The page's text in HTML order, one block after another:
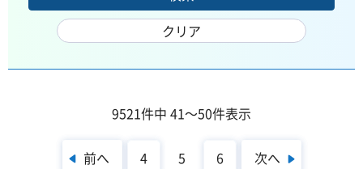
9521件中 41～50件表示
前へ 4 5 6 次へ